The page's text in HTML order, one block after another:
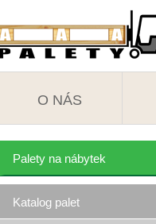
O NÁS
Palety na nábytek
Katalog palet